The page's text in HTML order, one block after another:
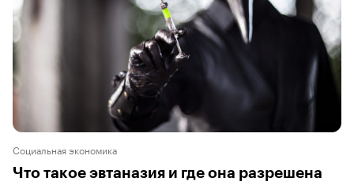
Социальная экономика
Что такое эвтаназия и где она разрешена